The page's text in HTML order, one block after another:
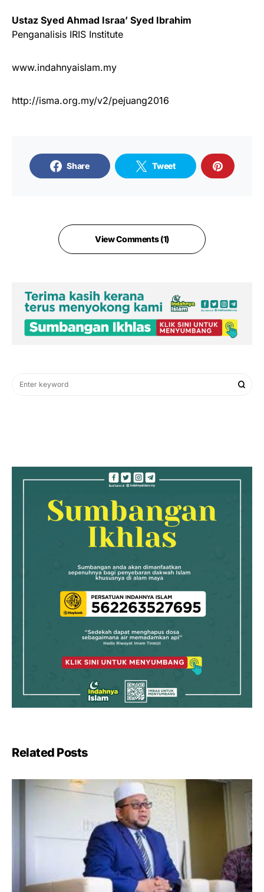
Ustaz Syed Ahmad Israa’ Syed Ibrahim
Penganalisis IRIS Institute
www.indahnyaislam.my
http://isma.org.my/v2/pejuang2016
Share Tweet
View Comments (1)
Related Posts